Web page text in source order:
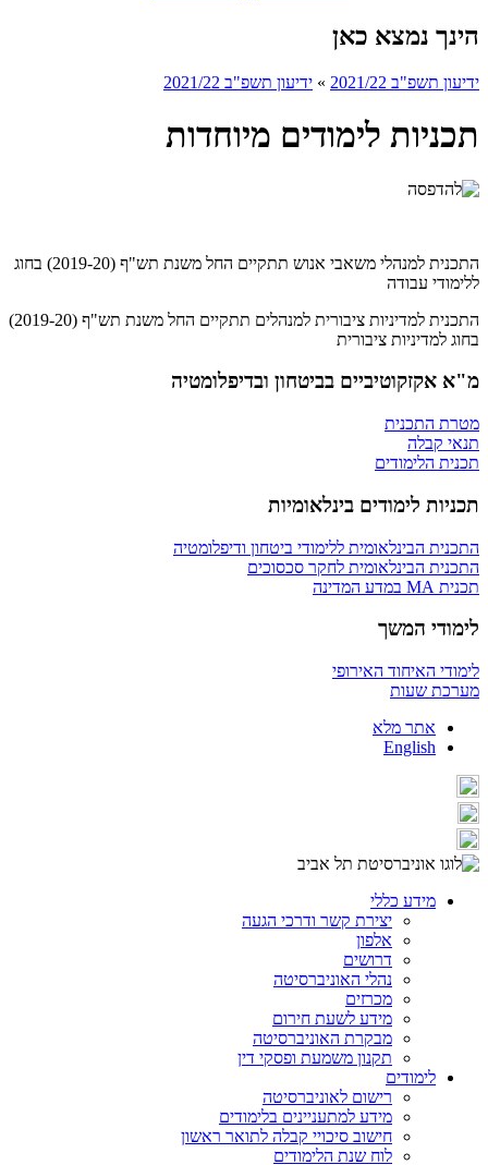
הינך נמצא כאן
ידיעון תשפ"ב 2021/22 » ידיעון תשפ"ב 2021/22
תכניות לימודים מיוחדות
התכנית למנהלי משאבי אנוש תתקיים החל משנת תש"ף (2019-20) בחוג
ללימודי עבודה
התכנית למדיניות ציבורית למנהלים תתקיים החל משנת תש"ף (2019-20)
בחוג למדיניות ציבורית
מ"א אקזקוטיביים בביטחון ובדיפלומטיה
מטרת התכנית
תנאי קבלה
תכנית הלימודים
תכניות לימודים בינלאומיות
התכנית הבינלאומית ללימודי ביטחון ודיפלומטיה
התכנית הבינלאומית לחקר סכסוכים
תכנית MA במדע המדינה
לימודי המשך
לימודי האיחוד האירופי
מערכת שעות
אתר מלא
English
מידע כללי
יצירת קשר ודרכי הגעה
אלפון
דרושים
נהלי האוניברסיטה
מכרזים
מידע לשעת חירום
מבקרת האוניברסיטה
תקנון משמעת ופסקי דין
לימודים
רישום לאוניברסיטה
מידע למתעניינים בלימודים
חישוב סיכויי קבלה לתואר ראשון
לוח שנת הלימודים